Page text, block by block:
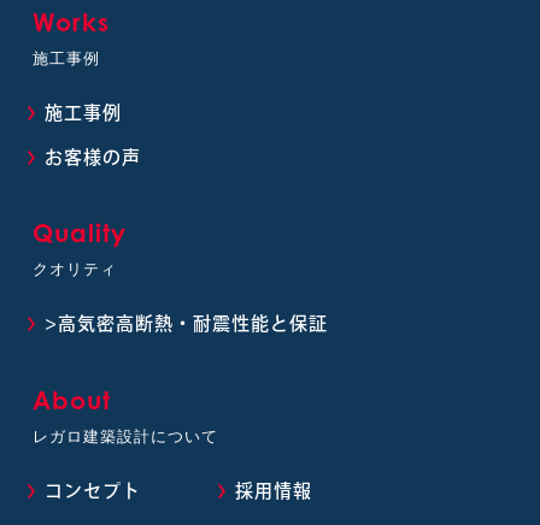
Works
施工事例
施工事例
お客様の声
Quality
クオリティ
>高気密高断熱・耐震性能と保証
About
レガロ建築設計について
コンセプト 採用情報